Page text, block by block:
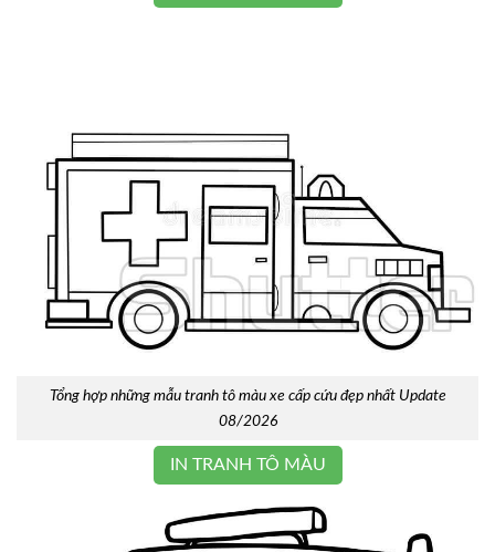
Tổng hợp những mẫu tranh tô màu xe cấp cứu đẹp nhất Update
08/2026
IN TRANH TÔ MÀU